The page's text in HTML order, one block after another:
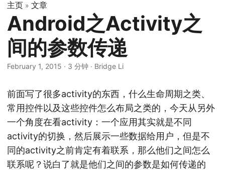
主页 » 文章
Android之Activity之
间的参数传递
February 1, 2015 · 3 分钟 · Bridge Li
前面写了很多activity的东西，什么生命周期之类、
常用控件以及这些控件怎么布局之类的，今天从另外
一个角度在看activity：一个应用其实就是不同
activity的切换，然后展示一些数据给用户，但是不
同的activity之前肯定有着联系，那么他们之间怎么
联系呢？说白了就是他们之间的参数是如何传递的